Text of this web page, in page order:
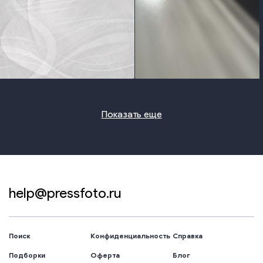
Показать еще
help@pressfoto.ru
Поиск
Подборки
Конфиденциальность
Оферта
Справка
Блог